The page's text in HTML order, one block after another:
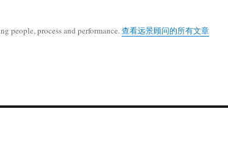
people, process and performance.查看远景顾问的所有文章